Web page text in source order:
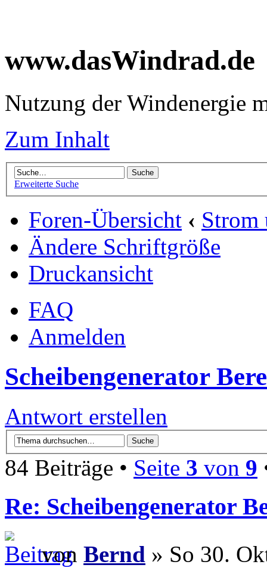
www.dasWindrad.de
Nutzung der Windenergie
Zum Inhalt
Erweiterte Suche
Foren-Übersicht ‹ Strom
Ändere Schriftgröße
Druckansicht
FAQ
Anmelden
Scheibengenerator
Antwort erstellen
84 Beiträge • Seite 3 von 9
Re: Scheibengenerator
von Bernd » So 30.